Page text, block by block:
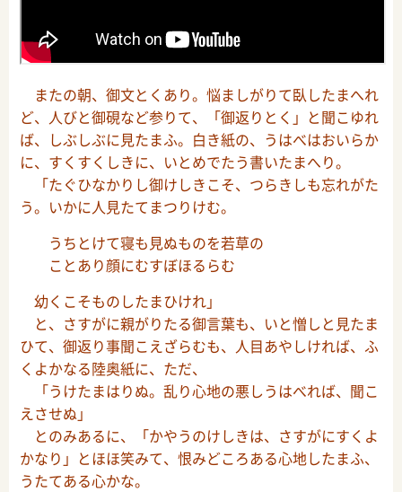
またの朝、御文とくあり。悩ましがりて臥したまへれ
ど、人びと御硯など参りて、「御返りとく」と聞こゆれ
ば、しぶしぶに見たまふ。白き紙の、うはべはおいらか
に、すくすくしきに、いとめでたう書いたまへり。
「たぐひなかりし御けしきこそ、つらきしも忘れがた
う。いかに人見たてまつりけむ。
うちとけて寝も見ぬものを若草の
ことあり顔にむすぼほるらむ
幼くこそものしたまひけれ」
と、さすがに親がりたる御言葉も、いと憎しと見たま
ひて、御返り事聞こえざらむも、人目あやしければ、ふ
くよかなる陸奥紙に、ただ、
「うけたまはりぬ。乱り心地の悪しうはべれば、聞こ
えさせぬ」
とのみあるに、「かやうのけしきは、さすがにすくよ
かなり」とほほ笑みて、恨みどころある心地したまふ、
うたてある心かな。